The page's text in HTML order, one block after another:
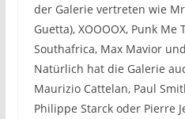
der Galerie vertreten wie
Guetta), XOOOOX, Punk Me
Southafrica, Max Mavior
Natürlich hat die Galerie
Maurizio Cattelan, Paul
Philippe Starck oder Pierre